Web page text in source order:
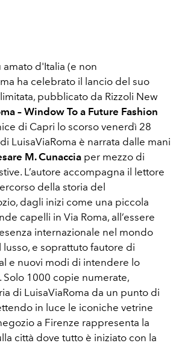
amato d'Italia (e non
ha celebrato il lancio del suo
pubblicato da Rizzoli New
– Window To a Future Fashion
di Capri lo scorso venerdì 28
LuisaViaRoma è narrata dalle mani
M. Cunaccia per mezzo di
L’autore accompagna il lettore
della storia del
dagli inizi come una piccola
capelli in Via Roma, all’essere
internazionale nel mondo
e soprattuto fautore di
e nuovi modi di intendere lo
1000 copie numerate,
di LuisaViaRoma da un punto di
in luce le iconiche vetrine
a Firenze rappresenta la
città dove tutto è iniziato con la